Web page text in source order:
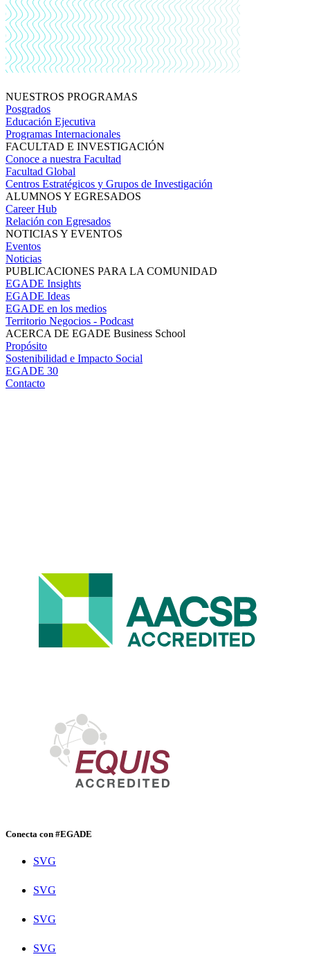
NUESTROS PROGRAMAS
Posgrados
Educación Ejecutiva
Programas Internacionales
FACULTAD E INVESTIGACIÓN
Conoce a nuestra Facultad
Facultad Global
Centros Estratégicos y Grupos de Investigación
ALUMNOS Y EGRESADOS
Career Hub
Relación con Egresados
NOTICIAS Y EVENTOS
Eventos
Noticias
PUBLICACIONES PARA LA COMUNIDAD
EGADE Insights
EGADE Ideas
EGADE en los medios
Territorio Negocios - Podcast
ACERCA DE EGADE Business School
Propósito
Sostenibilidad e Impacto Social
EGADE 30
Contacto
Conecta con #EGADE
SVG
SVG
SVG
SVG